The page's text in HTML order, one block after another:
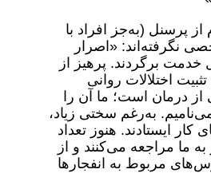
از پرسنل (به‌جز افراد با
نگرفته‌اند: «اصرار
برگردند. پرهیز از
اختلالات روانی
درمان است؛ ما آن را
به‌رغم سختی زیاد،
کار ایستادند. هنوز تعداد
به ما مراجعه می‌کنند و از
مربوط به انفجارها